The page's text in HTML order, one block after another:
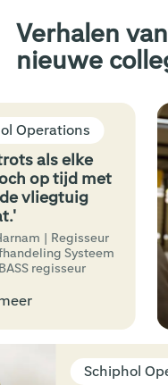
Verhalen
nieuwe
als elke
tijd met
| Regisseur
Systeem
regisseur